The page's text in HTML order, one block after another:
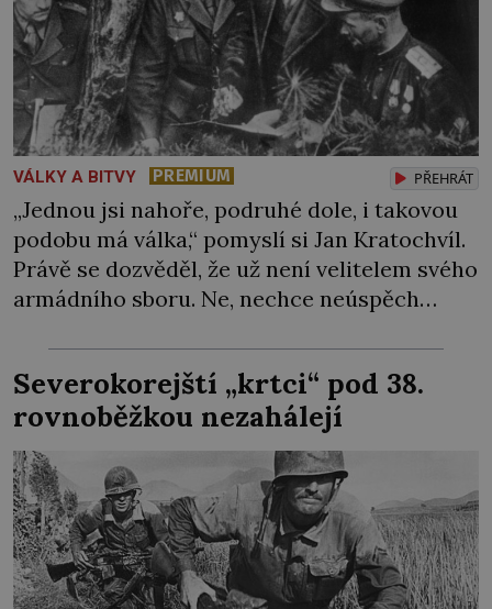
VÁLKY A BITVY PREMIUM PŘEHRÁT
„Jednou jsi nahoře, podruhé dole, i takovou
podobu má válka,“ pomyslí si Jan Kratochvíl.
Právě se dozvěděl, že už není velitelem svého
armádního sboru. Ne, nechce neúspěch
O jeho schopnosti tu ovšem nejde. Sověti
zkrátka musejí najít viníka… Generál
Heliodor Píka (1897–1949), velitel mise
Československé armády […]
Severokorejští „krtci“ pod 38.
rovnoběžkou nezahálejí